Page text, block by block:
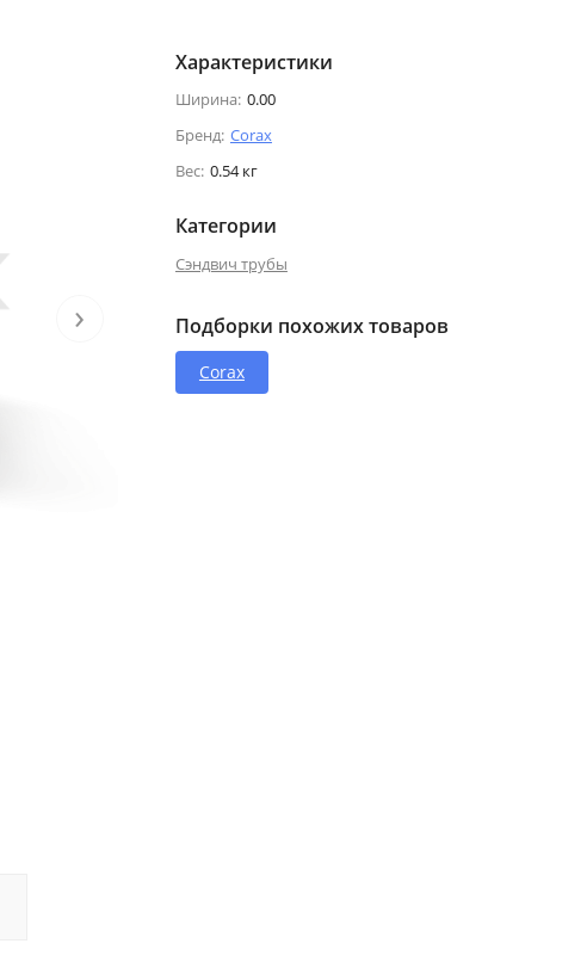
›
Характеристики
Ширина: 0.00
Бренд: Corax
Вес: 0.54 кг
Категории
Сэндвич трубы
Подборки похожих товаров
Corax